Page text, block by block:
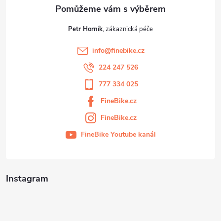
Instagram
Petr Horník
info@finebike.cz
224 247 526
777 334 025
FineBike.cz
FineBike.cz
FineBike Youtube kanál